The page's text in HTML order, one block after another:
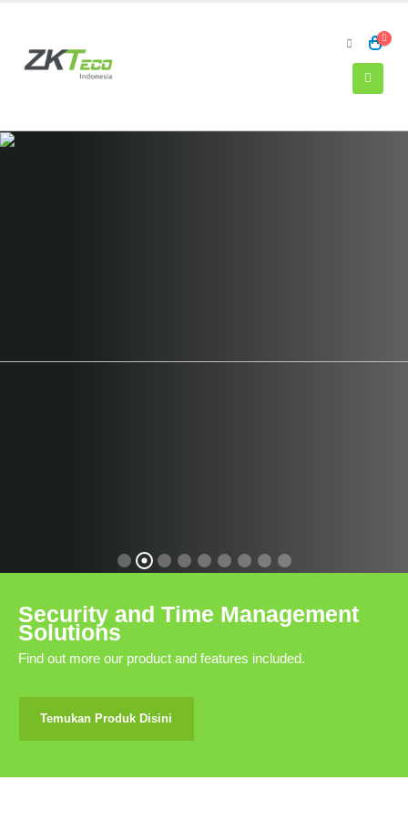
Security and Time Management
Solutions
Find out more our product and features included.
Temukan Produk Disini